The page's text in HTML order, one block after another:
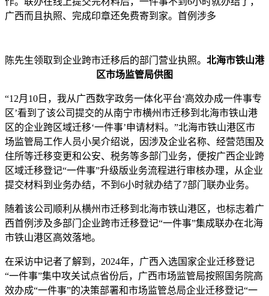
广西而且执照、完成印章还免费寄到家。首例涉多
陈先生领取到企业跨市迁移后的部门营业执照。 北海市铁山港
区市场监管局供图
“12月10日，我从广西数字政务一体化平台‘高效办成一件事专
区’看到了该公司提交的从南宁市横州市迁移到北海市铁山港
区的企业跨区域迁移‘一件事’申请材料。”北海市铁山港区市
场监管局工作人员小吴介绍说，因涉及企业名称、经营范围及
住所等迁移变更和公安、税务等多部门业务，便按广西企业跨
区域迁移登记“一件事”升级版业务流程进行审核办理，从企业
提交材料到业务办结，不到6小时就办结了7部门联办业务。
随着该公司顺利从横州市迁移到北海市铁山港区，也标志着广
西首例涉及多部门企业跨市迁移登记“一件事”集成联办在北海
市铁山港区高效落地。
在采访中记者了解到，2024年，广西入选国家企业迁移登记
“一件事”集中攻关试点省份后，广西市场监管局按照国务院高
效办成“一件事”的决策部署和市场监管总局企业迁移登记“一